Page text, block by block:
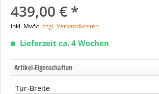
439,00 € *
inkl. MwSt.zzgl. Versandkosten
Lieferzeit ca. 4 Wochen
Artikel-Eigenschaften
Tür-Breite